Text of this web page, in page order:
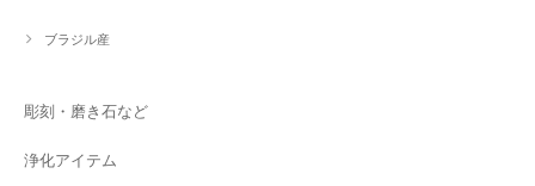
ブラジル産
彫刻・磨き石など
浄化アイテム